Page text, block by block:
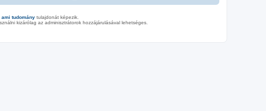
ami tudomány tulajdonát képezik.
kizárólag az adminisztrátorok hozzájárulásával lehetséges.